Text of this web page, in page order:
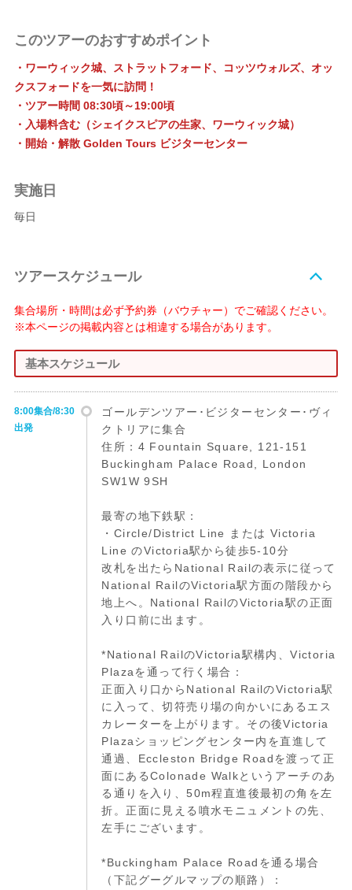
このツアーのおすすめポイント
・ワーウィック城、ストラットフォード、コッツウォルズ、オッ
クスフォードを一気に訪問！
・ツアー時間 08:30頃～19:00頃
・入場料含む（シェイクスピアの生家、ワーウィック城）
・開始・解散 Golden Tours ビジターセンター
実施日
毎日
ツアースケジュール
集合場所・時間は必ず予約券（バウチャー）でご確認ください。
※本ページの掲載内容とは相違する場合があります。
基本スケジュール
8:00集合/8:30
出発
ゴールデンツアー･ビジターセンター･ヴィ
クトリアに集合
住所：4 Fountain Square, 121-151
Buckingham Palace Road, London
SW1W 9SH
最寄の地下鉄駅：
・Circle/District Line または Victoria
Line のVictoria駅から徒歩5-10分
改札を出たらNational Railの表示に従って
National RailのVictoria駅方面の階段から
地上へ。National RailのVictoria駅の正面
入り口前に出ます。
*National RailのVictoria駅構内、Victoria
Plazaを通って行く場合：
正面入り口からNational RailのVictoria駅
に入って、切符売り場の向かいにあるエス
カレーターを上がります。その後Victoria
Plazaショッピングセンター内を直進して
通過、Eccleston Bridge Roadを渡って正
面にあるColonade Walkというアーチのあ
る通りを入り、50m程直進後最初の角を左
折。正面に見える噴水モニュメントの先、
左手にございます。
*Buckingham Palace Roadを通る場合
（下記グーグルマップの順路）：